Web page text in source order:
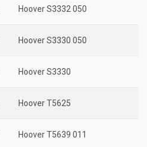
Hoover S3332 050
Hoover S3330 050
Hoover S3330
Hoover T5625
Hoover T5639 011